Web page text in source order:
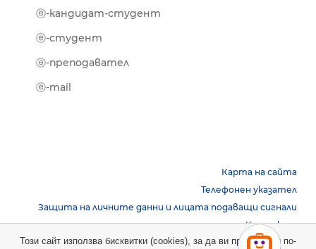
ⓔ-кандидат-студент
ⓔ-студент
ⓔ-преподавател
ⓔ-mail
Карта на сайта
Телефонен указател
Защита на личните данни и лицата подаващи сигнали
Контакти
Този сайт използва бисквитки (cookies), за да ви предостави по-